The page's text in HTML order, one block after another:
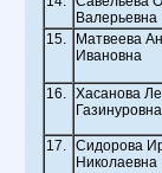
Валерьевна
15.
Матвеева
Ивановна
16. Хасанова
Газинуровна
17. Сидорова
Николаевна